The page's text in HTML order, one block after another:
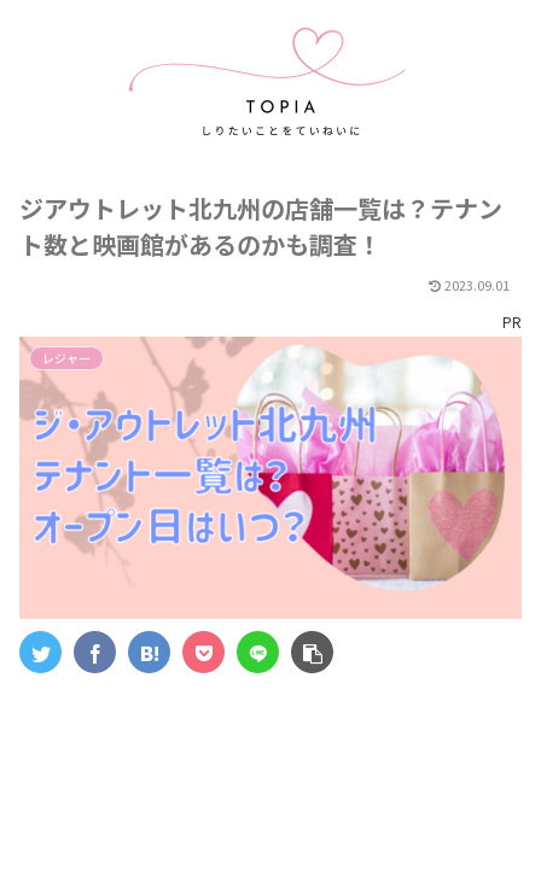
ジアウトレット北九州の店舗一覧は？テナン
ト数と映画館があるのかも調査！
2023.09.01
PR
レジャー